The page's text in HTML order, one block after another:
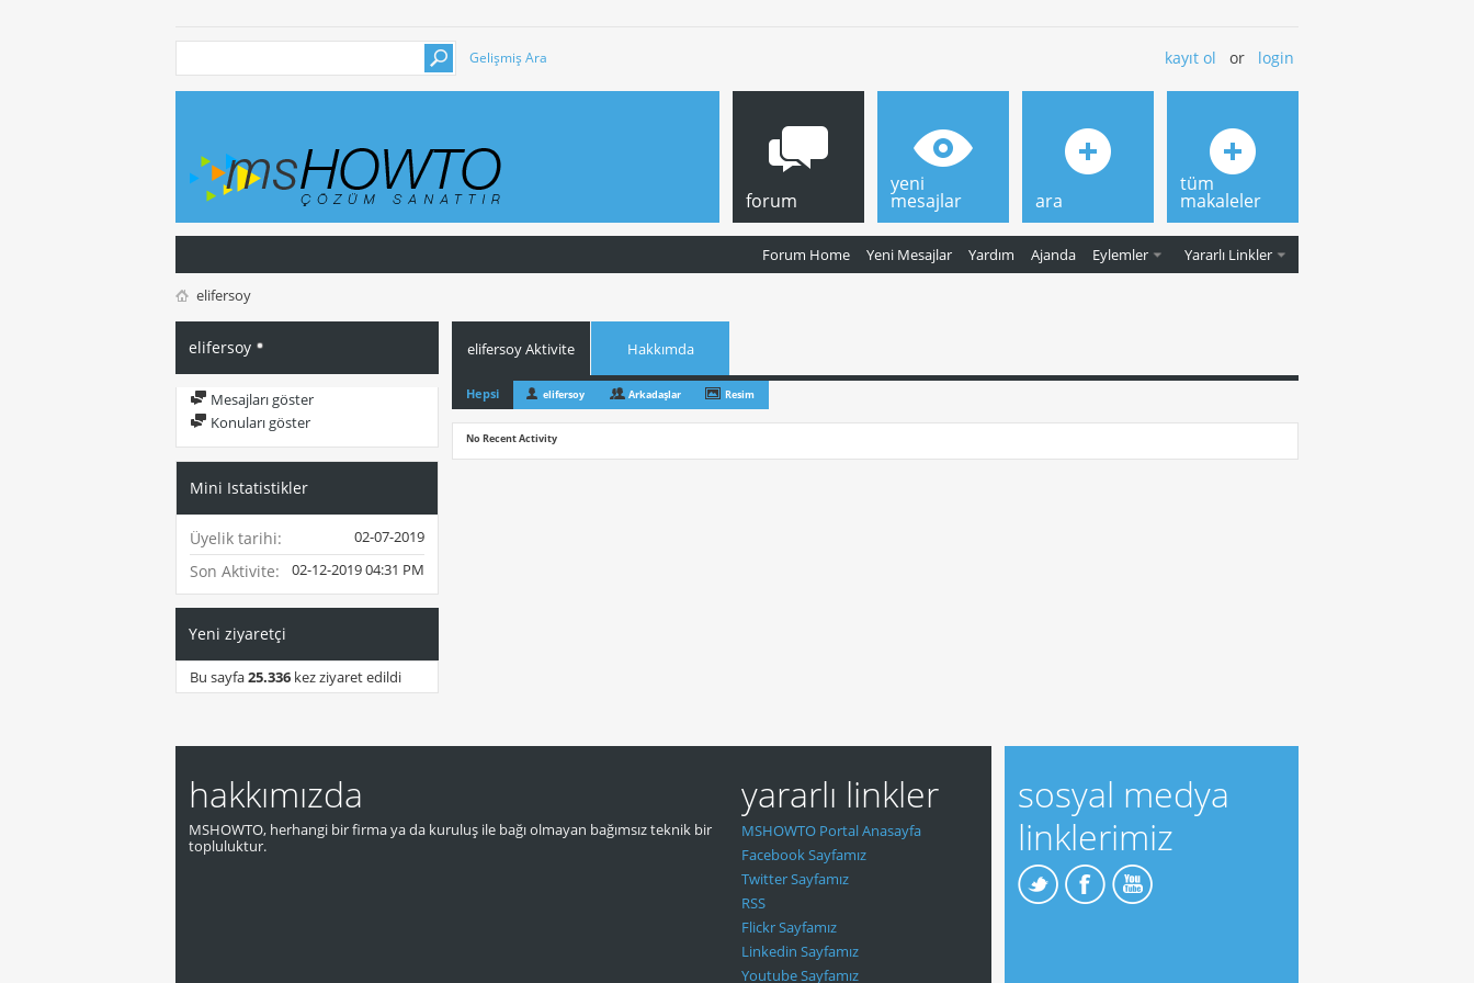
Gelişmiş Ara kayıt ol or login
forum
Forum Home Yeni Mesajlar Yardım Ajanda Eylemler Yararlı Linkler
yeni
mesajlar ara
tüm
makaleler
elifersoy
elifersoy
Mesajları göster
Konuları göster
Mini Istatistikler
Üyelik tarihi 02-07-2019
Son Aktivite 02-12-201904:31 PM
Yeni ziyaretçi
Bu sayfa25.336 kez ziyaret edildi
elifersoy Aktivite Hakkımda
Hepsi elifersoy Arkadaşlar Resim
No Recent Activity
hakkımızda
MSHOWTO, herhangi bir firma ya da kuruluş ile bağı olmayan bağımsız teknik bir
topluluktur.
yararlı linkler
MSHOWTO Portal Anasayfa
Facebook Sayfamız
Twitter Sayfamız
RSS
Flickr Sayfamız
Linkedin Sayfamız
Youtube Sayfamız
sosyal medya
linklerimiz